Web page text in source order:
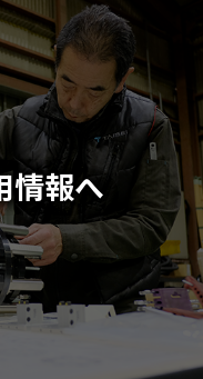
情報へ